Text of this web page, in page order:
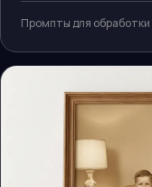
Промпты для